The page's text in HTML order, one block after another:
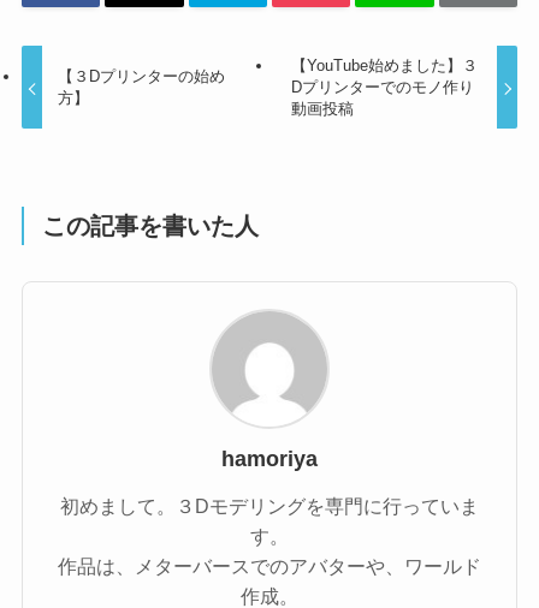
【３Dプリンターの始め
方】
【YouTube始めました】３
Dプリンターでのモノ作り
動画投稿
この記事を書いた人
hamoriya
初めまして。３Dモデリングを専門に行っていま
す。
作品は、メターバースでのアバターや、ワールド
作成。